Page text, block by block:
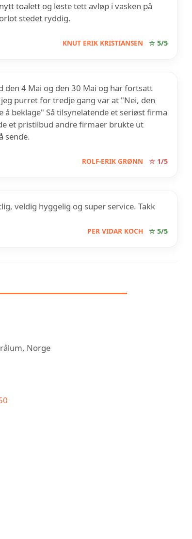
toalett og løste tett avløp i vasken på
stedet ryddig.
KNUT ERIK KRISTIANSEN ☆ 5/5
4 Mai og den 30 Mai og har fortsatt
purret for tredje gang var at "Nei, den
beklage" Så tilsynelatende et seriøst firma
et pristilbud andre firmaer brukte ut
sende.
ROLF-ERIK GRØNN ☆ 1/5
veldig hyggelig og super service. Takk
PER VIDAR KOCH ☆ 5/5
Norge